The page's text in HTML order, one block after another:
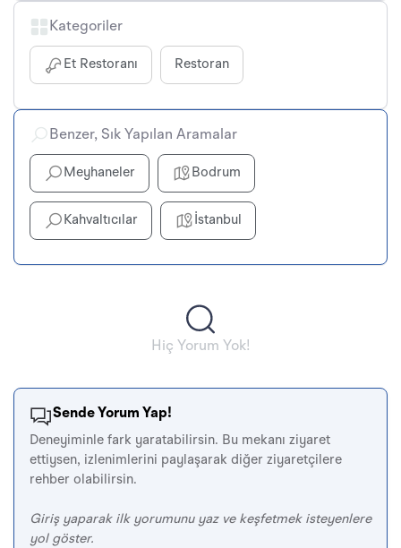
Kategoriler
Et Restoranı Restoran
Benzer, Sık Yapılan Aramalar
Meyhaneler Bodrum
Kahvaltıcılar İstanbul
Hiç Yorum Yok!
Sende Yorum Yap!
Deneyiminle fark yaratabilirsin. Bu mekanı ziyaret
ettiysen, izlenimlerini paylaşarak diğer ziyaretçilere
rehber olabilirsin.
Giriş yaparak ilk yorumunu yaz ve keşfetmek isteyenlere
yol göster.